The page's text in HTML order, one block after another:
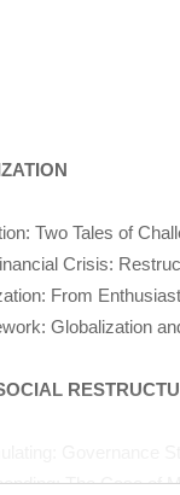
Two Tales of
Crisis:
From
Globalization
The Case of